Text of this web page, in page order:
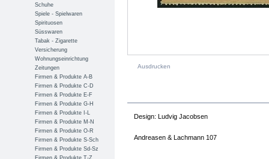
Schuhe
Spiele - Spielwaren
Spirituosen
Süsswaren
Tabak - Zigarette
Versicherung
Wohnungseinrichtung
Zeitungen
Firmen & Produkte A-B
Firmen & Produkte C-D
Firmen & Produkte E-F
Firmen & Produkte G-H
Firmen & Produkte I-L
Firmen & Produkte M-N
Firmen & Produkte O-R
Firmen & Produkte S-Sch
Firmen & Produkte Sd-Sz
Firmen & Produkte T-Z
Ausdrucken
Design: Ludvig Jacobsen
Andreasen & Lachmann 107